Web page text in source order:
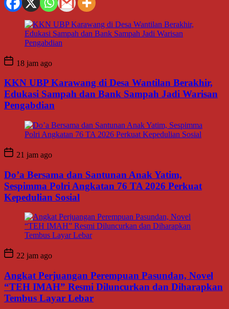
18 jam ago
KKN UBP Karawang di Desa Wantilan Berakhir,
Edukasi Sampah dan Bank Sampah Jadi Warisan
Pengabdian
21 jam ago
Do’a Bersama dan Santunan Anak Yatim,
Sespimma Polri Angkatan 76 TA 2026 Perkuat
Kepedulian Sosial
22 jam ago
Angkat Perjuangan Perempuan Pasundan, Novel
“TEH IMAH” Resmi Diluncurkan dan Diharapkan
Tembus Layar Lebar